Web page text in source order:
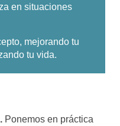
en situaciones
mejorando tu
tu vida.
Ponemos en práctica